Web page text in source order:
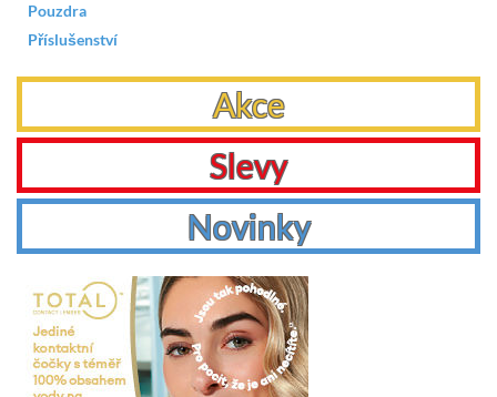
Pouzdra
Příslušenství
Akce
Slevy
Novinky